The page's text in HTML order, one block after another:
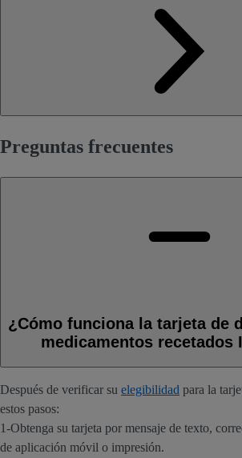
Preguntas frecuentes
¿Cómo funciona la tarjeta de
medicamentos recetados
Después de verificar su elegibilidad para la
estos pasos:
1-Obtenga su tarjeta por mensaje de texto,
de aplicación móvil o impresión.